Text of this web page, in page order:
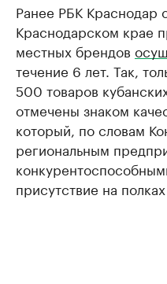
Ранее РБК Краснодар
Краснодарском крае
местных брендов
течение 6 лет. Так,
500 товаров
отмечены знаком
который, по словам
региональным
присутствие на